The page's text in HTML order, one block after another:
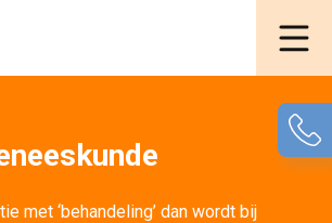
met ‘behandeling’ dan wordt bij